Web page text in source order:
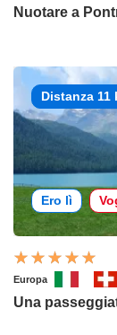
Nuotare a
Distanza 11
Ero lì
Europa
Una